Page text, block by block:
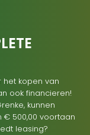
het kopen van
ook financieren!
kunnen
500,00 voortaan
leasing?